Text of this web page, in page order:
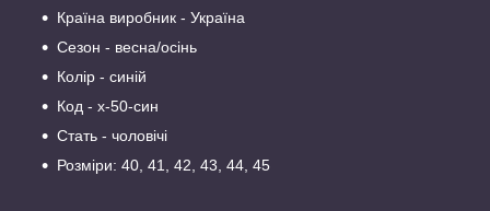
Країна виробник - Україна
Сезон - весна/осінь
Колір - синій
Код - х-50-син
Стать - чоловічі
Розміри: 40, 41, 42, 43, 44, 45